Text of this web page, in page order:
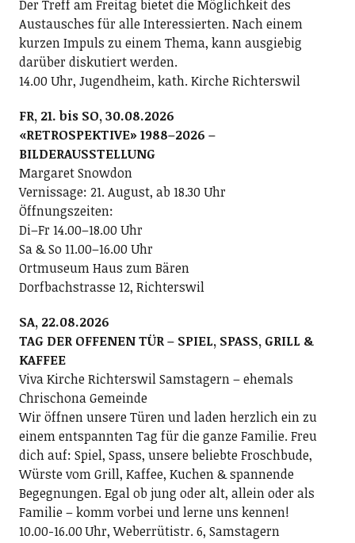
Der Treff am Freitag bietet die Möglichkeit des
Austausches für alle Interessierten. Nach einem
kurzen Impuls zu einem Thema, kann ausgiebig
darüber diskutiert werden.
14.00 Uhr, Jugendheim, kath. Kirche Richterswil
FR, 21. bis SO, 30.08.2026
«RETROSPEKTIVE» 1988–2026 –
BILDERAUSSTELLUNG
Margaret Snowdon
Vernissage: 21. August, ab 18.30 Uhr
Öffnungszeiten:
Di–Fr 14.00–18.00 Uhr
Sa & So 11.00–16.00 Uhr
Ortmuseum Haus zum Bären
Dorfbachstrasse 12, Richterswil
SA, 22.08.2026
TAG DER OFFENEN TÜR – SPIEL, SPASS, GRILL &
KAFFEE
Viva Kirche Richterswil Samstagern – ehemals
Chrischona Gemeinde
Wir öffnen unsere Türen und laden herzlich ein zu
einem entspannten Tag für die ganze Familie. Freu
dich auf: Spiel, Spass, unsere beliebte Froschbude,
Würste vom Grill, Kaffee, Kuchen & spannende
Begegnungen. Egal ob jung oder alt, allein oder als
Familie – komm vorbei und lerne uns kennen!
10.00-16.00 Uhr, Weberrütistr. 6, Samstagern